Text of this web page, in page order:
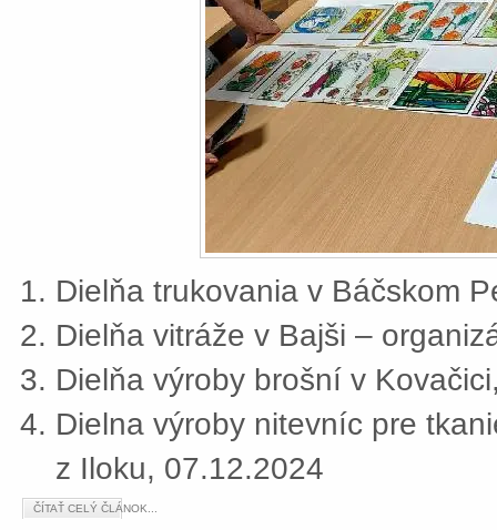
Dielňa trukovania v Báčskom
Dielňa vitráže v Bajši –
Dielňa výroby brošní v
Dielna výroby nitevníc pre
z Iloku, 07.12.2024
ČÍTAŤ CELÝ ČLÁNOK...